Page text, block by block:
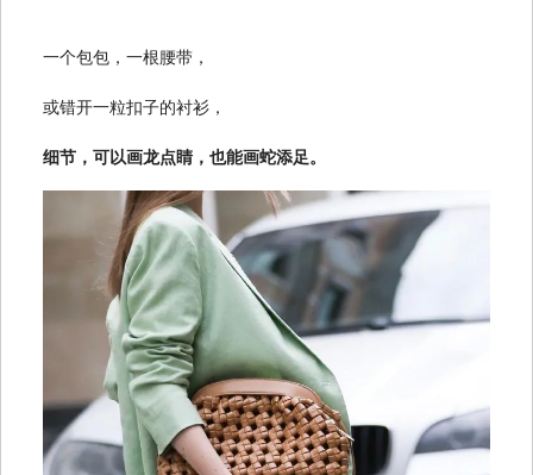
一个包包，一根腰带，
或错开一粒扣子的衬衫，
细节，可以画龙点睛，也能画蛇添足。